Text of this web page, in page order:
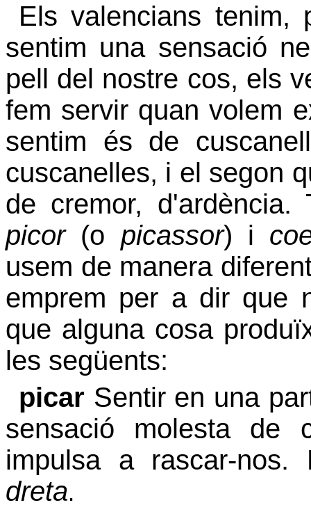
Els valencians tenim,
sentim una sensació
pell del nostre cos, els
fem servir quan volem
sentim és de
cuscanelles, i el segon
de cremor, d'ardència.
picor(o picassor) i
usem de manera
emprem per a dir que
que alguna cosa
les següents:
picar Sentir en una
sensació molesta de
impulsa a rascar-
dreta.